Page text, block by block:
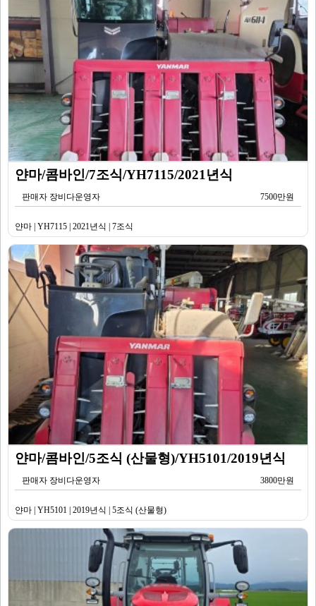
얀마/콤바인/7조식/YH7115/2021년식
판매자 장비다운영자 7500만원
얀마 | YH7115 | 2021년식 | 7조식
얀마/콤바인/5조식 (산물형)/YH5101/2019년식
판매자 장비다운영자 3800만원
얀마 | YH5101 | 2019년식 | 5조식 (산물형)